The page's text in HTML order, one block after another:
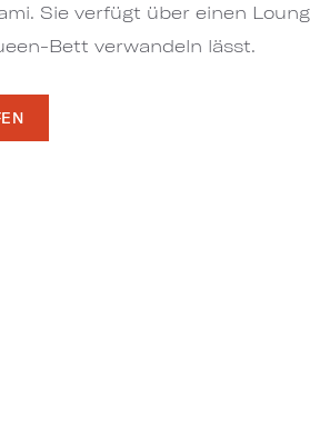
Sie verfügt über einen
Bett verwandeln lässt.